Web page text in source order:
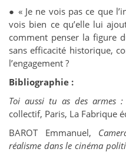
● « Je ne vois pas ce que
vois bien ce qu’elle lui
comment penser la figure
sans efficacité historique,
l’engagement ?
Bibliographie :
Toi aussi tu as des armes
collectif, Paris, La Fabrique
BAROT Emmanuel,
réalisme dans le cinéma